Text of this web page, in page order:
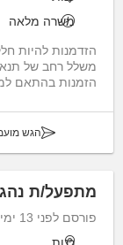
משרה מלאה
הזדמנות להיות
משלל רחב של
הזמנות בהתאם
הגש
מתפעל/ת
פורסם לפני 13 ימים
כנות